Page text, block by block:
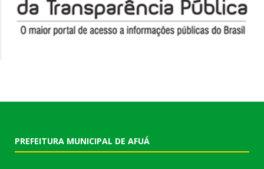
PREFEITURA MUNICIPAL DE AFUÁ